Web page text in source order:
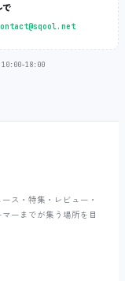
で
10:00-18:00
ス・特集・レビュー・
ーまでが集う場所を目